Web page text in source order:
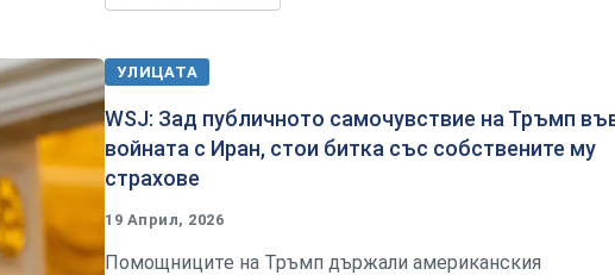
УЛИЦАТА
WSJ: Зад публичното самочувствие на Тръмп
войната с Иран, стои битка със собствените му
страхове
19 Април, 2026
Помощниците на Тръмп държали американския